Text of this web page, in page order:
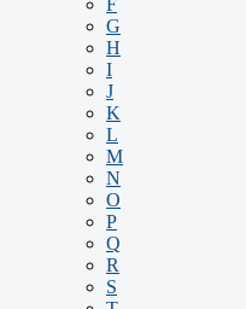
F
G
H
I
J
K
L
M
N
O
P
Q
R
S